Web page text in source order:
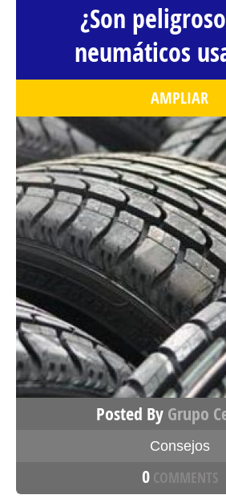
¿Son
neumáticos
AMPLIAR
Posted By Grupo
Consejos
0COMMENTS